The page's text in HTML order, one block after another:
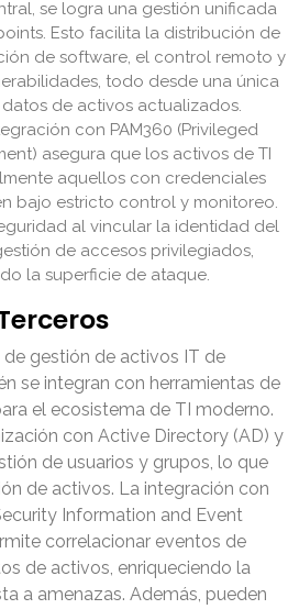
se logra una gestión unificada
Esto facilita la distribución de
de software, el control remoto y
todo desde una única
de activos actualizados.
con PAM360 (Privileged
asegura que los activos de TI
aquellos con credenciales
bajo estricto control y monitoreo.
al vincular la identidad del
de accesos privilegiados,
la superficie de ataque.
de gestión de activos IT de
se integran con herramientas de
el ecosistema de TI moderno.
con Active Directory (AD) y
de usuarios y grupos, lo que
de activos. La integración con
Information and Event
correlacionar eventos de
de activos, enriqueciendo la
a amenazas. Además, pueden